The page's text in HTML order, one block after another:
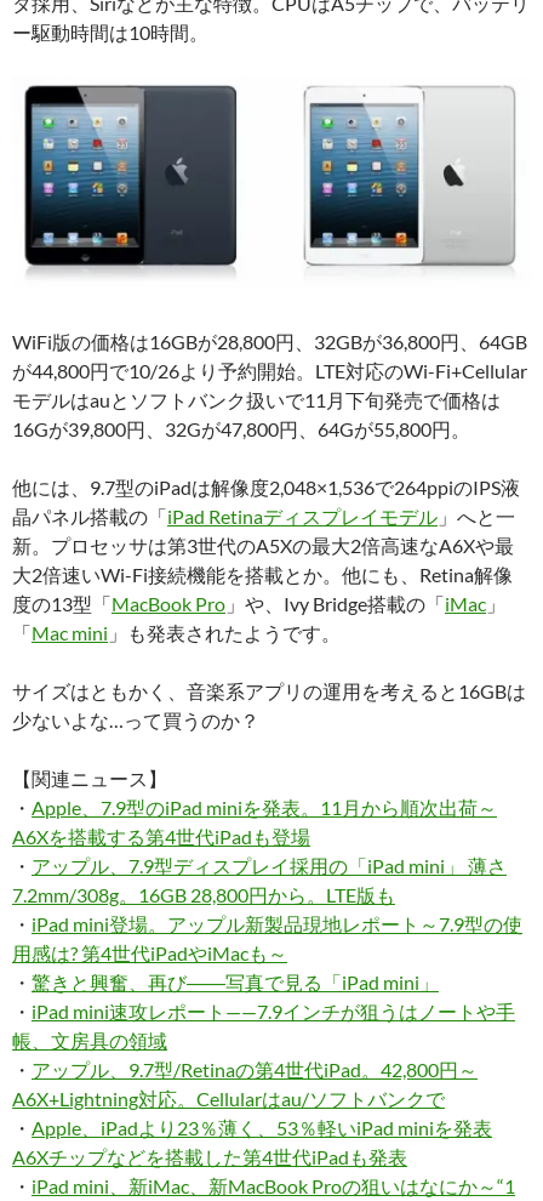
ー駆動時間は10時間。
WiFi版の価格は16GBが28,800円、32GBが36,800円、64GB
が44,800円で10/26より予約開始。LTE対応のWi-Fi+Cellular
モデルはauとソフトバンク扱いで11月下旬発売で価格は
16Gが39,800円、32Gが47,800円、64Gが55,800円。
他には、9.7型のiPadは解像度2,048×1,536で264ppiのIPS液
晶パネル搭載の「iPad Retinaディスプレイモデル 」へと一
新。プロセッサは第3世代のA5Xの最大2倍高速なA6Xや最
大2倍速いWi-Fi接続機能を搭載とか。他にも、Retina解像
度の13型「MacBook Pro 」や、Ivy Bridge搭載の「iMac 」
「Mac mini 」も発表されたようです。
サイズはともかく、音楽系アプリの運用を考えると16GBは
少ないよな…って買うのか？
【関連ニュース】
・ Apple、7.9型のiPad miniを発表。11月から順次出荷～
A6Xを搭載する第4世代iPadも登場
・ アップル、7.9型ディスプレイ採用の「iPad mini」 薄さ
7.2mm/308g。16GB 28,800円から。LTE版も
・ iPad mini登場。アップル新製品現地レポート～7.9型の使
用感は? 第4世代iPadやiMacも～
・ 驚きと興奮、再び――写真で見る「iPad mini」
・ iPad mini速攻レポート——7.9インチが狙うはノートや手
帳、文房具の領域
・ アップル、9.7型/Retinaの第4世代iPad。42,800円～
A6X+Lightning対応。Cellularはau/ソフトバンクで
・ Apple、iPadより23％薄く、53％軽いiPad miniを発表
A6Xチップなどを搭載した第4世代iPadも発表
・ iPad mini、新iMac、新MacBook Proの狙いはなにか～“1